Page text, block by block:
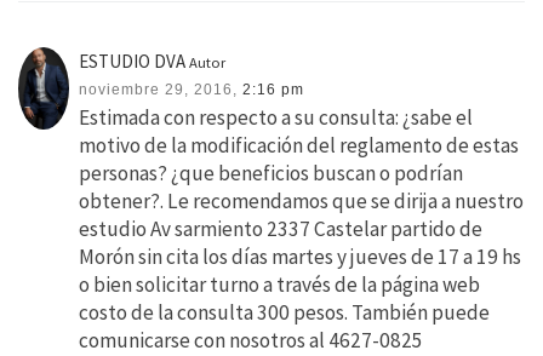
ESTUDIO DVA Autor
noviembre 29, 2016, 2:16 pm
Estimada con respecto a su consulta: ¿sabe el
motivo de la modificación del reglamento de estas
personas? ¿que beneficios buscan o podrían
obtener?. Le recomendamos que se dirija a nuestro
estudio Av sarmiento 2337 Castelar partido de
Morón sin cita los días martes y jueves de 17 a 19 hs
o bien solicitar turno a través de la página web
costo de la consulta 300 pesos. También puede
comunicarse con nosotros al 4627-0825